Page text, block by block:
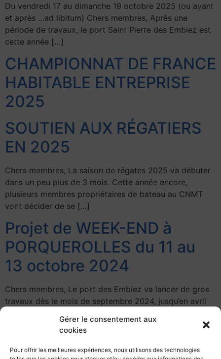
Gérer le consentement aux
cookies
Pour offrir les meilleures expériences, nous utilisons des technologies
Du vendredi 17 au dimanche 19 octobre 2025 (ou avant
et après …ad libitum) Chers membres, Après une
période de travaux, le port Saint Pierre des Embiez est
cette année […]
CHAMPIONNAT DE FRANCE
HABITABLE ENTREPRISE
2025
SOUTIEN AUX RÉGATIERS
EN 2025
Chers membres, La saison de régates 2025 va débuter
dans un peu plus de 3 mois. Cette année encore,
plusieurs membres propriétaires de bateau au CNMT
vont décider de se […]
Projet de WEEK-END à
PORQUEROLLES du 11 au
13 octobre 2024
Chers membres, Le port des Embiez va lancer de gros
travaux dès le mois de septembre 2024, jusqu’en avril
annoncé du 11 […]
Croisière 2024 du Solstice